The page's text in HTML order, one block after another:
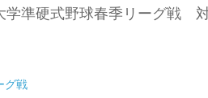
学準硬式野球春季リーグ戦
グ戦